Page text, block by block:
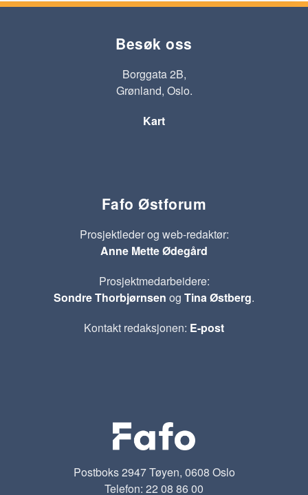
Besøk oss
Borggata 2B,
Grønland, Oslo.
Kart
Fafo Østforum
Prosjektleder og web-redaktør:
Anne Mette Ødegård
Prosjektmedarbeidere:
Sondre Thorbjørnsen og Tina Østberg.
Kontakt redaksjonen: E-post
Postboks 2947 Tøyen, 0608 Oslo
Telefon: 22 08 86 00